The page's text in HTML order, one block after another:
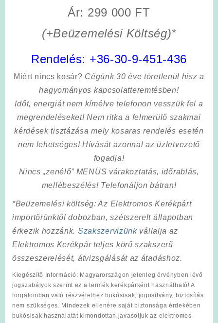
Ár: 299 000 FT
(+Beüzemelési Költség)*
Rendelés: +36-30-9-451-436
Miért nincs kosár? Cégünk 30 éve töretlenül hisz a
hagyományos kapcsolatteremtésben!
Időt, energiát nem kímélvetelefonon vesszük fel a
megrendeléseket! Nem ritka a felmerülő szakmai
kérdések tisztázása mely kosaras rendelés esetén
nem lehetséges! Hívását azonnal az üzletvezető
fogadja!
Nincs „zenélő” MENÜS várakoztatás, időrablás,
mellébeszélés! Telefonáljon bátran!
*Beüzemelési költség: Az Elektromos Kerékpárt
importőrünktől dobozban, szétszerelt állapotban
érkezik hozzánk. Szakszervizünk vállalja az
Elektromos Kerékpár teljes körű szakszerű
összeszerelését, átvizsgálását az átadáshoz.
Kiegészítő Információ : Magyarországon jelenleg érvényben lévő
jogszabályok szerint ez a termék kerékpárként használható! A
forgalomban való részvételhez bukósisak, jogosítvány, biztosítás
nem szükséges. Mindezek ellenére saját biztonsága érdekében
bukósisak használatát kimondottan javasoljuk az elektromos